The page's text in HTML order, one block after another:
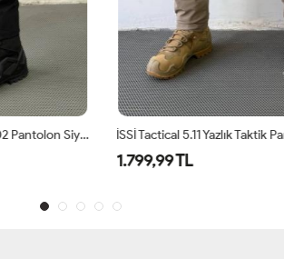
İSSİ Tactical Yazlık TaktikEdge 502 Pantolon Siyah İSSİ Tactical 5.11 Yazlık Taktik
1.799,99 TL